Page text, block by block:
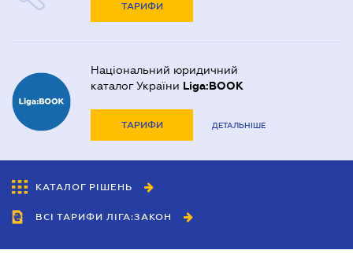
ТАРИФИ
Національний юридичний
каталог України Liga:BOOK
ТАРИФИ ДЕТАЛЬНІШЕ
КАТАЛОГ РІШЕНЬ
ВСІ ТАРИФИ ЛІГА:ЗАКОН